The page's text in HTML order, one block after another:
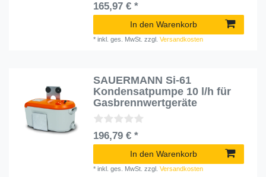
165,97 € *
In den Warenkorb
*inkl. ges. MwSt. zzgl.Versandkosten
SAUERMANN Si-61
Kondensatpumpe 10 l/h für
Gasbrennwertgeräte
196,79 € *
In den Warenkorb
*inkl. ges. MwSt. zzgl.Versandkosten